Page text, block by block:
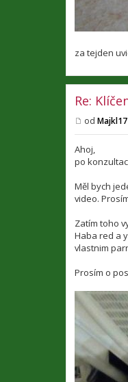
za tejden
Re:
ř
í
p
v
e
k
od
Ahoj,
po
Měl bych
video.
Zatím toho
Haba red a
vlastnim
Prosím o